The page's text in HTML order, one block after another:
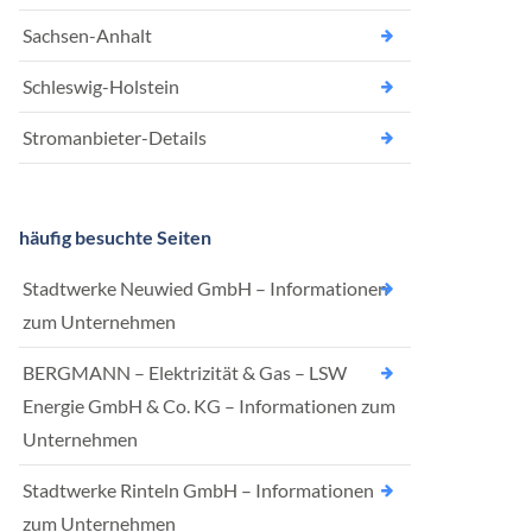
Sachsen-Anhalt
Schleswig-Holstein
Stromanbieter-Details
häufig besuchte Seiten
Stadtwerke Neuwied GmbH – Informationen
zum Unternehmen
BERGMANN – Elektrizität & Gas – LSW
Energie GmbH & Co. KG – Informationen zum
Unternehmen
Stadtwerke Rinteln GmbH – Informationen
zum Unternehmen